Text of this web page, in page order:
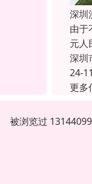
深圳
由于
元人
深圳
24-
更多
被浏览过